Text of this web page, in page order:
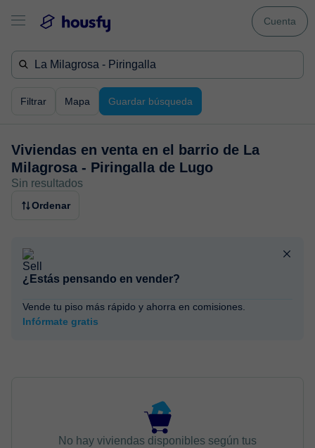
Cuenta
Filtrar Mapa Guardar búsqueda
Viviendas en venta en el barrio de La
Milagrosa - Piringalla de Lugo
Sin resultados
Ordenar
¿Estás pensando en vender?
Vende tu piso más rápido y ahorra en comisiones.
Infórmate gratis
No hay viviendas disponibles según tus